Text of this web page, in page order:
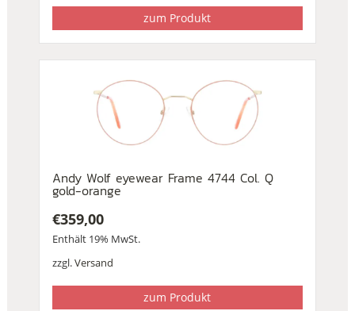
zum Produkt
Andy Wolf eyewear Frame 4744 Col. Q
gold-orange
€359,00
Enthält 19% MwSt.
zzgl.Versand
zum Produkt